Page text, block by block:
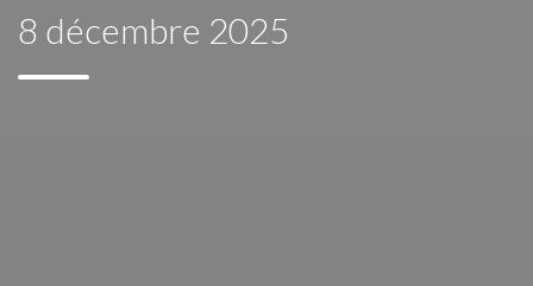
8 décembre 2025